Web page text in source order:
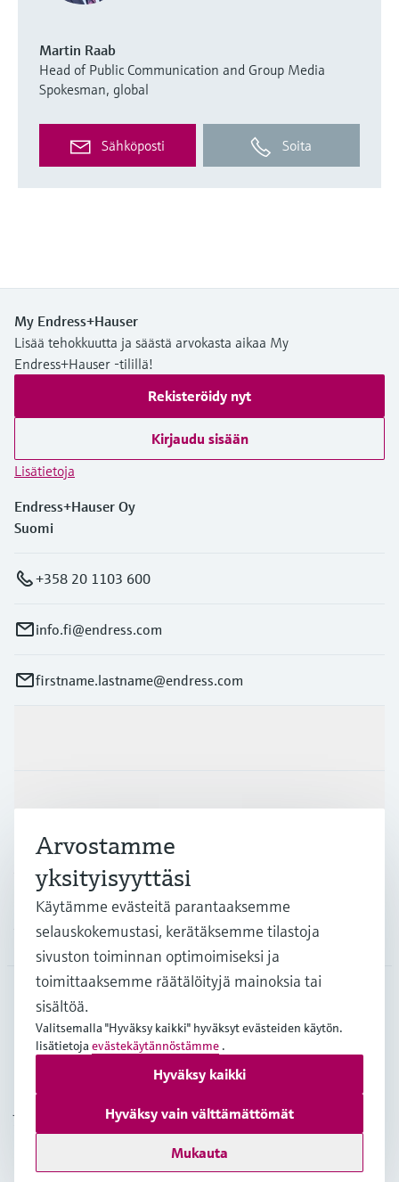
Martin Raab
Head of Public Communication and Group Media
Spokesman, global
Sähköposti Soita
My Endress+Hauser
Lisää tehokkuutta ja säästä arvokasta aikaa My
Endress+Hauser -tilillä!
Rekisteröidy nyt
Kirjaudu sisään
Lisätietoja
Endress+Hauser Oy
Suomi
+358 20 1103 600
info.fi@endress.com
firstname.lastname@endress.com
Asiakastuki
Yritys
•Suomi
Copyright © Endress+Hauser Group Services AG
KäyttöehdotTietosuojakäytäntö
Yleiset sopimusehdot
Arvostamme
yksityisyyttäsi
Käytämme evästeitä parantaaksemme
selauskokemustasi, kerätäksemme tilastoja
sivuston toiminnan optimoimiseksi ja
toimittaaksemme räätälöityjä mainoksia tai
sisältöä.
Valitsemalla "Hyväksy kaikki" hyväksyt evästeiden käytön.
lisätietoja evästekäytännöstämme .
Mukauta
Hyväksy vain välttämättömät
Hyväksy kaikki